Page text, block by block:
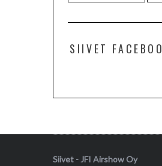
SIIVET
Siivet - JFI Airshow Oy